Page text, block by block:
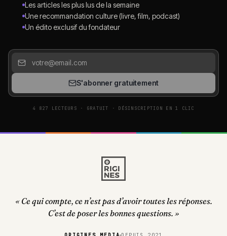
Les articles les plus lus de la semaine
Une recommandation culture (livre, film, podcast)
Un édito exclusif du fondateur
S'abonner gratuitement
4 827 LECTEURS · GRATUIT · DÉSINSCRIPTION EN 1 CLIC
« Ce qui compte, ce n’est pas d’avoir toutes les réponses.
C’est de poser les bonnes questions. »